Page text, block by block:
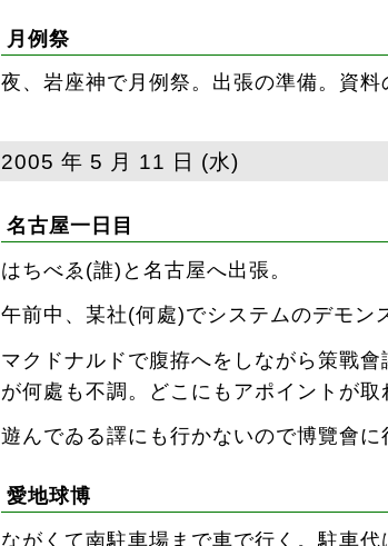
月例祭
夜、岩座神で月例祭。 出張の準備。資料
2005 年 5 月 11 日 (水)
名古屋一日目
はちべゑ(誰)と名古屋へ出張。
午前中、某社(何處)でシステムのデモン
マクドナルドで腹拵へをしながら策戰
が何處も不調。どこにもアポイントが取
遊んでゐる譯にも行かないので博覽會に
愛地球博
ながくて南駐車場まで車で行く。駐車